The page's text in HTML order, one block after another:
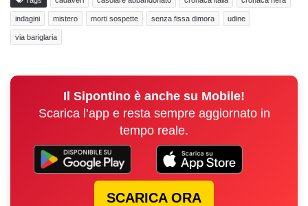
indagini mistero morti sospette senza fissa dimora udine
via bariglaria
Il Sipontino è anche su Mobile!
Scarica l’app e resta sempre aggiornato in
tempo reale.
SCARICA ORA